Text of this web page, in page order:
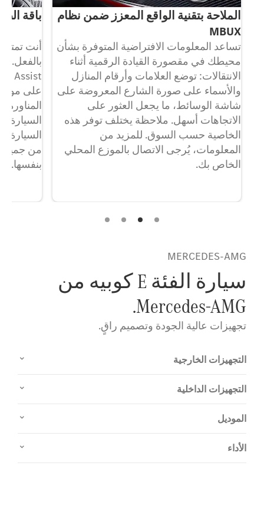
الملاحة بتقنية الواقع المعزز ضمن نظام
MBUX
تساعد المعلومات الافتراضية المتوفرة بشأن
محيطك في مقصورة القيادة الرقمية أثناء
الانتقالات: توضع العلامات وأرقام المنازل
والأسماء على صورة الشارع المعروضة على
شاشة الوسائط، ما يجعل العثور على
الاتجاهات أسهل. ملاحظة يختلف توفر هذه
الخاصية حسب السوق. للمزيد من
المعلومات، يُرجى الاتصال بالموزع المحلي
الخاص بك.
باقة الصف
أنت
على
السيارة.
السيارة
من جميع
بنفسها.
MERCEDES-AMG
سيارة الفئة E كوبيه من
Mercedes-AMG.
تجهيزات عالية الجودة وتصميم راقٍ.
التجهيزات الخارجية
التجهيزات الداخلية
الموديل
الأداء